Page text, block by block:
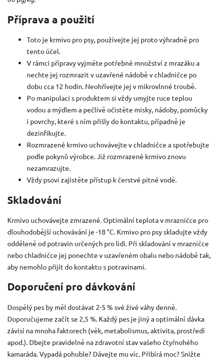
Příprava a použití
Toto je krmivo pro psy, používejte jej proto výhradně pro
tento účel.
V rámci přípravy vyjměte potřebné množství z mrazáku a
nechte jej rozmrazit v uzavřené nádobě v chladničce po
dobu cca 12 hodin. Neohřívejte jej v mikrovlnné troubě.
Po manipulaci s produktem si vždy umyjte ruce teplou
vodou a mýdlem a pečlivě očistěte misky, nádoby, pomůcky
i povrchy, které s ním přišly do kontaktu, případně je
dezinfikujte.
Rozmrazené krmivo uchovávejte v chladničce a spotřebujte
podle pokynů výrobce. Již rozmrazené krmivo znovu
nezamrazujte.
Vždy psovi zajistěte přístup k čerstvé pitné vodě.
Skladování
Krmivo uchovávejte zmrazené. Optimální teplota v mrazničce pro
dlouhodobější uchovávání je -18 °C. Krmivo pro psy skladujte vždy
odděleně od potravin určených pro lidi. Při skladování v mrazničce
nebo chladničce jej ponechte v uzavřeném obalu nebo nádobě tak,
aby nemohlo přijít do kontaktu s potravinami.
Doporučení pro dávkování
Dospělý pes by měl dostávat 2-5 % své živé váhy denně.
Doporučujeme začít se 2,5 %. Každý pes je jiný a optimální dávka
závisí na mnoha faktorech (věk, metabolismus, aktivita, prostředí
apod.). Dbejte pravidelně na zdravotní stav vašeho čtyřnohého
kamaráda. Vypadá pohuble? Dávejte mu víc. Přibírá moc? Snižte